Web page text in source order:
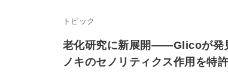
トピック
老化研究に新展開——Glicoが発
ノキのセノリティクス作用を特